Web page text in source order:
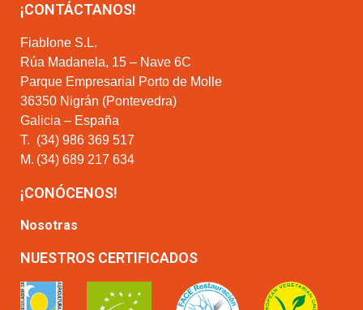
¡CONTÁCTANOS!
Fiablone S.L.
Rúa Madanela, 15 – Nave 6C
Parque Empresarial Porto de Molle
36350 Nigrán (Pontevedra)
Galicia – España
T. (34) 986 369 517
M. (34) 689 217 634
¡CONÓCENOS!
Nosotras
NUESTROS CERTIFICADOS